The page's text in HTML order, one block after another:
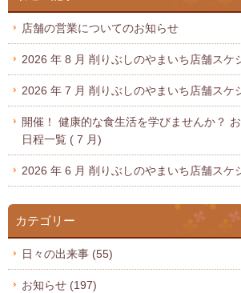
店舗の営業についてのお知らせ
2026 年 8 月 削りぶしのやまいち店舗スケ
2026 年 7 月 削りぶしのやまいち店舗スケ
開催！ 健康的な食生活を学びませんか？
日程一覧 ( 7 月)
2026 年 6 月 削りぶしのやまいち店舗スケ
カテゴリー
日々の出来事 (55)
お知らせ (197)